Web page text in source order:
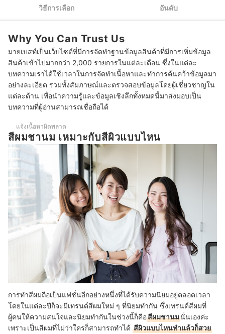
10 สีผมชานม ยี่ห้อไหนดี มีหลายเฉด พร้อมสารบำรุง
บทความที่เกี่ยวข้องกับสีผมชานม
วิธีการเลือก อันดับ
Why You Can Trust Us
มายเบสท์เป็นเว็บไซต์ที่มีการจัดทำฐานข้อมูลสินค้าที่มีการเพิ่มข้อมูล
สินค้าเข้าไปมากกว่า 2,000 รายการในแต่ละเดือน ซึ่งในแต่ละ
บทความเราได้ใช้เวลาในการจัดทำเนื้อหาและทำการค้นคว้าข้อมูลมา
อย่างละเอียด รวมทั้งสัมภาษณ์และตรวจสอบข้อมูลโดยผู้เชี่ยวชาญใน
แต่ละด้าน เพื่อนำความรู้และข้อมูลเชิงลึกทั้งหมดนี้มาส่งมอบเป็น
บทความที่ผู้อ่านสามารถเชื่อถือได้
แจ้งเนื้อหาผิดพลาด
สีผมชานม เหมาะกับสีผิวแบบไหน
การทำสีผมถือเป็นแฟชั่นอีกอย่างหนึ่งที่ได้รับความนิยมอยู่ตลอดเวลา
โดยในแต่ละปีก็จะมีเทรนด์สีผมใหม่ ๆ ที่นิยมทำกัน ซึ่งเทรนด์สีผมที่
ผู้คนให้ความสนใจและนิยมทำกันในช่วงนี้ก็คือสีผมชานมนั่นเองค่ะ
เพราะเป็นสีผมที่ไม่ว่าใครก็สามารถทำได้ สีผิวแบบไหนทำแล้วก็สวย